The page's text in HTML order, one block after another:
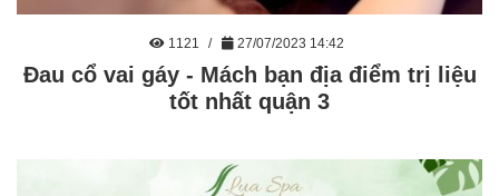
1121 27/07/2023 14:42
Đau cổ vai gáy - Mách bạn địa điểm trị liệu
tốt nhất quận 3